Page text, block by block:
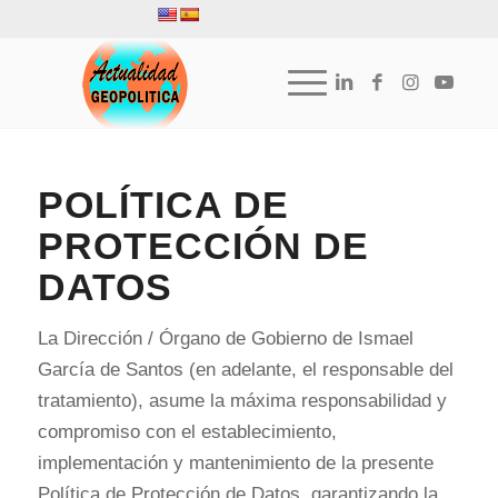
POLÍTICA DE
PROTECCIÓN DE
DATOS
La Dirección / Órgano de Gobierno de Ismael
García de Santos (en adelante, el responsable del
tratamiento), asume la máxima responsabilidad y
compromiso con el establecimiento,
implementación y mantenimiento de la presente